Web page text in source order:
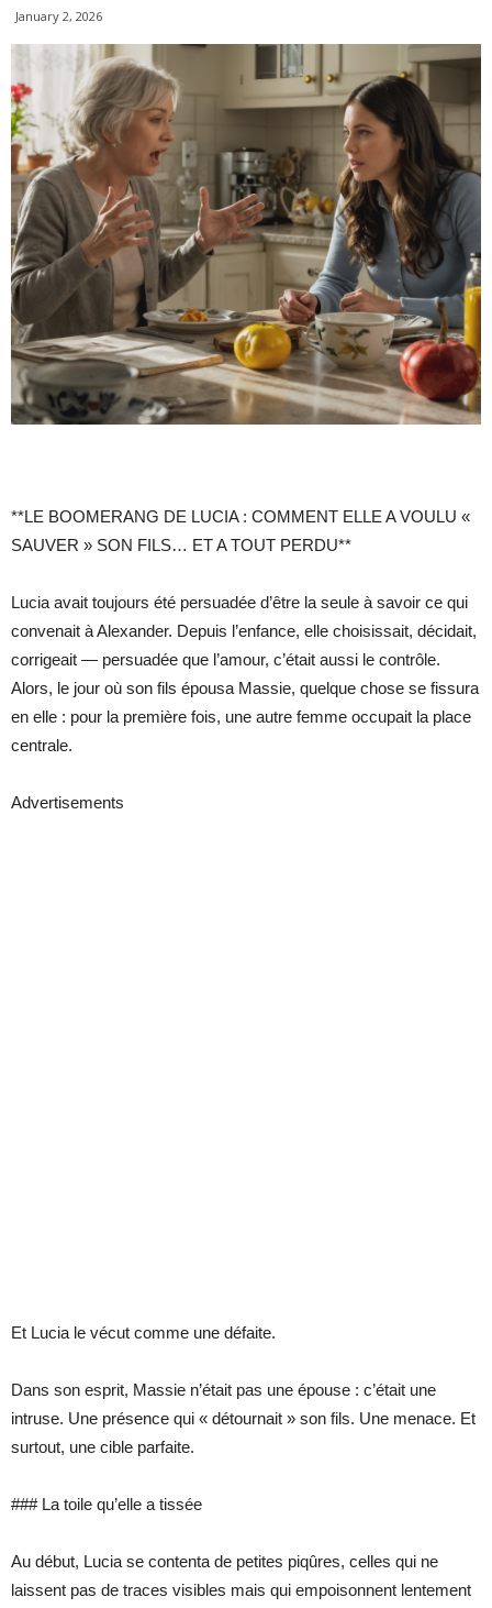
January 2, 2026
**LE BOOMERANG DE LUCIA : COMMENT ELLE A VOULU «
SAUVER » SON FILS… ET A TOUT PERDU**
Lucia avait toujours été persuadée d’être la seule à savoir ce qui
convenait à Alexander. Depuis l’enfance, elle choisissait, décidait,
corrigeait — persuadée que l’amour, c’était aussi le contrôle.
Alors, le jour où son fils épousa Massie, quelque chose se fissura
en elle : pour la première fois, une autre femme occupait la place
centrale.
Advertisements
Et Lucia le vécut comme une défaite.
Dans son esprit, Massie n’était pas une épouse : c’était une
intruse. Une présence qui « détournait » son fils. Une menace. Et
surtout, une cible parfaite.
### La toile qu’elle a tissée
Au début, Lucia se contenta de petites piqûres, celles qui ne
laissent pas de traces visibles mais qui empoisonnent lentement